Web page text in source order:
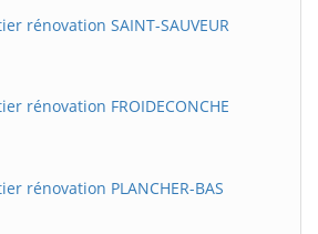
rénovation SAINT-SAUVEUR
rénovation FROIDECONCHE
rénovation PLANCHER-BAS